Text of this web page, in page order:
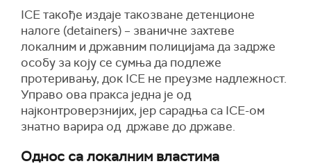
ICE такође издаје такозване детенционе
налоге (detainers) – званичне захтеве
локалним и државним полицијама да задрже
особу за коју се сумња да подлеже
протеривању, док ICE не преузме надлежност.
Управо ова пракса једна је од
најконтроверзнијих, јер сарадња са ICE-ом
знатно варира од државе до државе.
Однос са локалним властима